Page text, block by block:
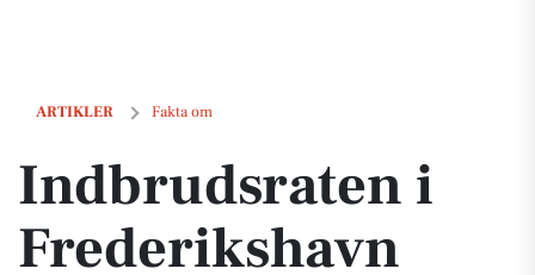
ARTIKLER Fakta om
Indbrudsraten i Frederikshavn Kommune er faldet
Indbrudsraten i
Frederikshavn